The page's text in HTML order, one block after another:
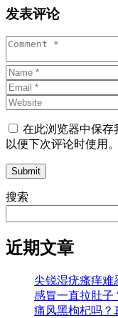
发表评论
在此浏览器中保存
以便下次评论时使用。
Submit
搜索
近期文章
尖锐湿疣瘙痒难
感冒一直拉肚子
痛风黑枸杞吗？